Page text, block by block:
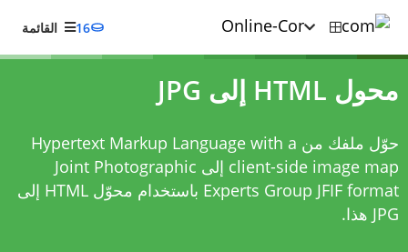
16 القائمة
محول HTML إلى JPG
حوّل ملفك من Hypertext Markup Language with a
client-side image map إلى Joint Photographic
Experts Group JFIF format باستخدام
محوّل HTML إلى
JPGهذا.